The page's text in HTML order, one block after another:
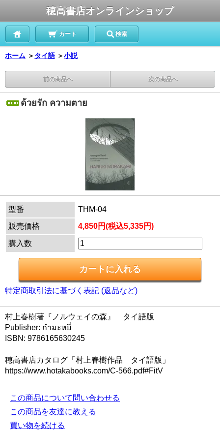
穂高書店オンラインショップ
カート 検索
ホーム ＞ タイ語 ＞小説
前の商品へ 次の商品へ
ด้วยรัก ความตาย
型番
THM-04
販売価格
4,850円(税込5,335円)
購入数
特定商取引法に基づく表記 (返品など)
村上春樹著『ノルウェイの森』 タイ語版
Publisher: กำมะหยี่
ISBN: 9786165630245
穂高書店カタログ「村上春樹作品 タイ語版」
https://www.hotakabooks.com/C-566.pdf#FitV
この商品について問い合わせる
この商品を友達に教える
買い物を続ける